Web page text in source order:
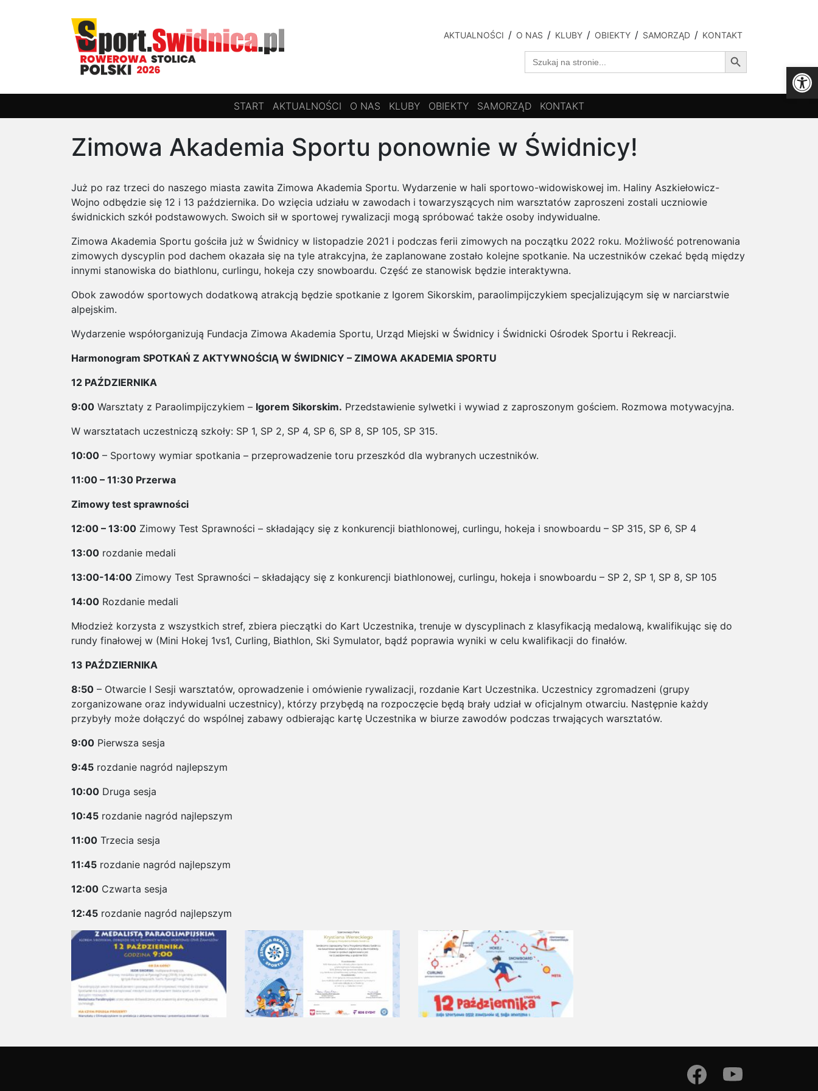
AKTUALNOŚCI O NAS KLUBY OBIEKTY SAMORZĄD KONTAKT
Search
for:
Search Button
START AKTUALNOŚCI O NAS KLUBY OBIEKTY SAMORZĄD KONTAKT
Zimowa Akademia Sportu ponownie w Świdnicy!
Już po raz trzeci do naszego miasta zawita Zimowa Akademia Sportu. Wydarzenie w hali sportowo-widowiskowej im. Haliny Aszkiełowicz-
Wojno odbędzie się 12 i 13 października. Do wzięcia udziału w zawodach i towarzyszących nim warsztatów zaproszeni zostali uczniowie
świdnickich szkół podstawowych. Swoich sił w sportowej rywalizacji mogą spróbować także osoby indywidualne.
Zimowa Akademia Sportu gościła już w Świdnicy w listopadzie 2021 i podczas ferii zimowych na początku 2022 roku. Możliwość potrenowania
zimowych dyscyplin pod dachem okazała się na tyle atrakcyjna, że zaplanowane zostało kolejne spotkanie. Na uczestników czekać będą między
innymi stanowiska do biathlonu, curlingu, hokeja czy snowboardu. Część ze stanowisk będzie interaktywna.
Obok zawodów sportowych dodatkową atrakcją będzie spotkanie z Igorem Sikorskim, paraolimpijczykiem specjalizującym się w narciarstwie
alpejskim.
Wydarzenie współorganizują Fundacja Zimowa Akademia Sportu, Urząd Miejski w Świdnicy i Świdnicki Ośrodek Sportu i Rekreacji.
Harmonogram SPOTKAŃ Z AKTYWNOŚCIĄ W ŚWIDNICY – ZIMOWA AKADEMIA SPORTU
12 PAŹDZIERNIKA
9:00 Warsztaty z Paraolimpijczykiem – Igorem Sikorskim. Przedstawienie sylwetki i wywiad z zaproszonym gościem. Rozmowa motywacyjna.
W warsztatach uczestniczą szkoły: SP 1, SP 2, SP 4, SP 6, SP 8, SP 105, SP 315.
10:00 – Sportowy wymiar spotkania – przeprowadzenie toru przeszkód dla wybranych uczestników.
11:00 – 11:30 Przerwa
Zimowy test sprawności
12:00 – 13:00 Zimowy Test Sprawności – składający się z konkurencji biathlonowej, curlingu, hokeja i snowboardu – SP 315, SP 6, SP 4
13:00 rozdanie medali
13:00-14:00 Zimowy Test Sprawności – składający się z konkurencji biathlonowej, curlingu, hokeja i snowboardu – SP 2, SP 1, SP 8, SP 105
14:00 Rozdanie medali
Młodzież korzysta z wszystkich stref, zbiera pieczątki do Kart Uczestnika, trenuje w dyscyplinach z klasyfikacją medalową, kwalifikując się do
rundy finałowej w (Mini Hokej 1vs1, Curling, Biathlon, Ski Symulator, bądź poprawia wyniki w celu kwalifikacji do finałów.
13 PAŹDZIERNIKA
8:50 – Otwarcie I Sesji warsztatów, oprowadzenie i omówienie rywalizacji, rozdanie Kart Uczestnika. Uczestnicy zgromadzeni (grupy
zorganizowane oraz indywidualni uczestnicy), którzy przybędą na rozpoczęcie będą brały udział w oficjalnym otwarciu. Następnie każdy
przybyły może dołączyć do wspólnej zabawy odbierając kartę Uczestnika w biurze zawodów podczas trwających warsztatów.
9:00 Pierwsza sesja
9:45 rozdanie nagród najlepszym
10:00 Druga sesja
10:45 rozdanie nagród najlepszym
11:00 Trzecia sesja
11:45 rozdanie nagród najlepszym
12:00 Czwarta sesja
12:45 rozdanie nagród najlepszym